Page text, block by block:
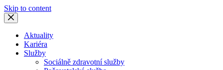
Skip to content
Aktuality
Kariéra
Služby
Sociálně zdravotní služby